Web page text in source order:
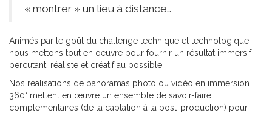
« montrer » un lieu à distance…
Animés par le goût du challenge technique et technologique,
nous mettons tout en oeuvre pour fournir un résultat immersif
percutant, réaliste et créatif au possible.
Nos réalisations de panoramas photo ou vidéo en immersion
360° mettent en œuvre un ensemble de savoir-faire
complémentaires (de la captation à la post-production) pour